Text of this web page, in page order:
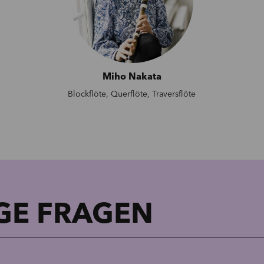
Miho Nakata
Blockflöte, Querflöte, Traversflöte
FRAGEN